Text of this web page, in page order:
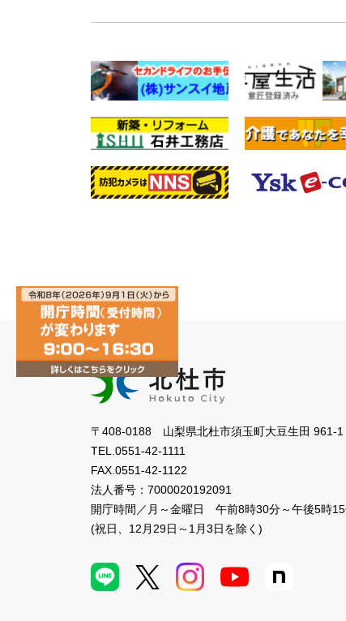
〒408-0188 山梨県北杜市須玉町大豆生田 961-1
TEL. 0551-42-1111
FAX. 0551-42-1122
法人番号： 7000020192091
開庁時間／月～金曜日
午前8時30分～午後5時
(祝日、12月29日～1月3日を除く)